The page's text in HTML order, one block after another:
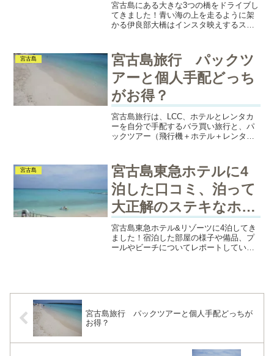
宮古島にある大きな3つの橋をドライブし
てきました！青い海の上を走るように架
かる伊良部大橋はインスタ映えするステ
に旅行に行かれる方、ぜひ読んでくださ
い！
宮古島
宮古島旅行 パックツ
アーと個人手配どっち
がお得？
宮古島旅行は、LCC、ホテルとレンタカ
ーを自分で手配するバラ買い旅行と、パ
ックツアー（飛行機＋ホテル＋レンタカ
した。
宮古島
宮古島東急ホテルに4
泊した口コミ、泊って
大正解のステキなホテ
ルです♪
宮古島東急ホテル&リゾーツに4泊してき
ました！宿泊した部屋の様子や備品、プ
ールやビーチについてレポートしていま
宮古島旅行 パックツアーと個人手配どっちが
お得？